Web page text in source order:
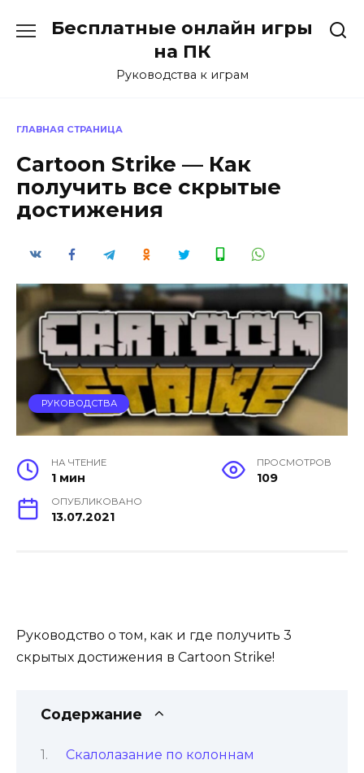
Бесплатные онлайн игры
на ПК
Руководства к играм
ГЛАВНАЯ СТРАНИЦА
Cartoon Strike — Как
получить все скрытые
достижения
РУКОВОДСТВА
НА ЧТЕНИЕ
1 мин
ПРОСМОТРОВ
109
ОПУБЛИКОВАНО
13.07.2021
Руководство о том, как и где получить 3
скрытых достижения в Cartoon Strike!
Содержание
Скалолазание по колоннам